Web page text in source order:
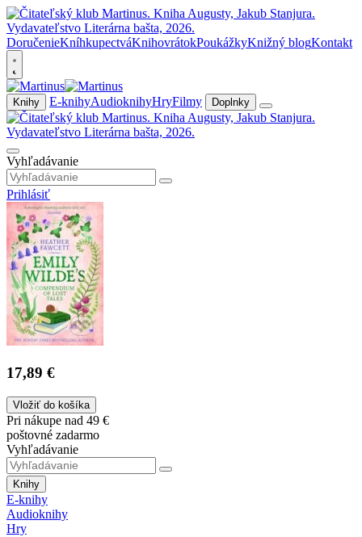
DoručenieKníhkupectváKnihovrátokPoukážkyKnižný blogKontakt
Knihy E-knihyAudioknihyHryFilmy Doplnky
Vyhľadávanie
Prihlásiť
17,89 €
Vložiť do košíka
Pri nákupe nad 49 €
poštovné zadarmo
Vyhľadávanie
Knihy
E-knihy
Audioknihy
Hry